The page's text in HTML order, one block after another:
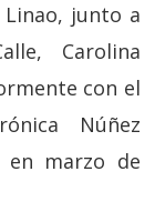
junto a
Carolina
con el
Núñez
en marzo de